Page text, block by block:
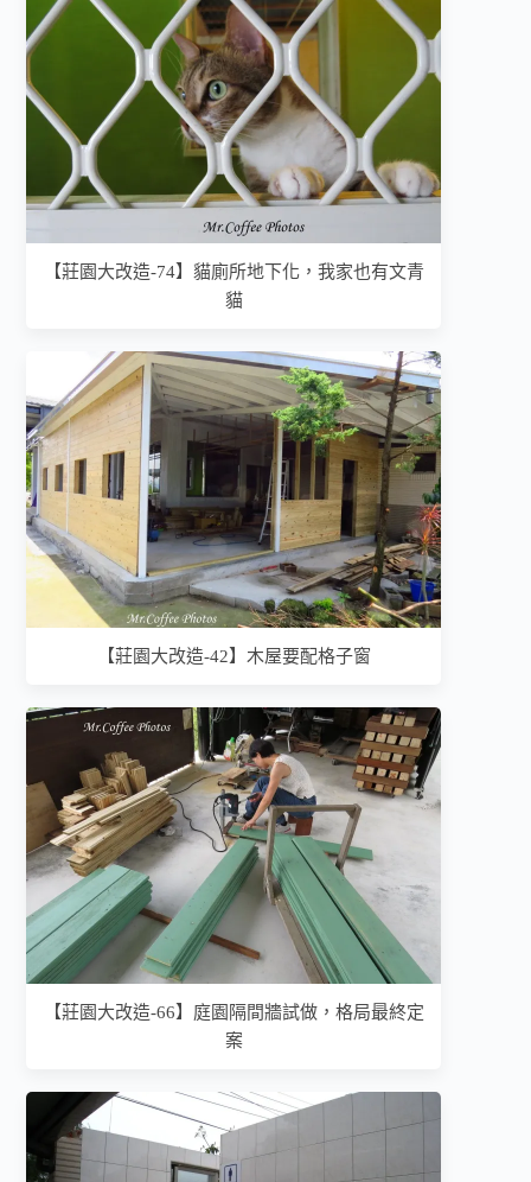
【莊園大改造-74】貓廁所地下化，我家也有文青
貓
【莊園大改造-42】木屋要配格子窗
【莊園大改造-66】庭園隔間牆試做，格局最終定
案